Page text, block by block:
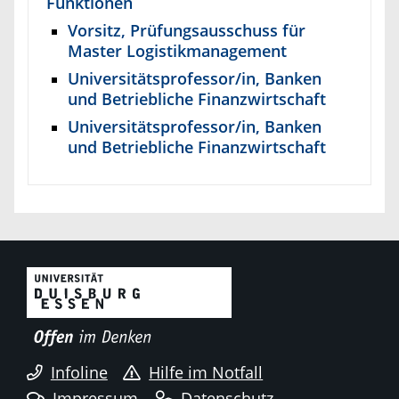
Vorsitz, Prüfungsausschuss für
Master Logistikmanagement
Universitätsprofessor/in, Banken
und Betriebliche Finanzwirtschaft
Universitätsprofessor/in, Banken
und Betriebliche Finanzwirtschaft
Infoline
Hilfe im Notfall